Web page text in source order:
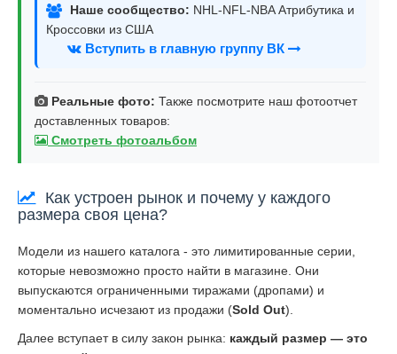
Наше сообщество: NHL-NFL-NBA Атрибутика и
Кроссовки из США
Вступить в главную группу ВК
Реальные фото: Также посмотрите наш фотоотчет
доставленных товаров:
Смотреть фотоальбом
Как устроен рынок и почему у каждого
размера своя цена?
Модели из нашего каталога - это лимитированные серии,
которые невозможно просто найти в магазине. Они
выпускаются ограниченными тиражами (дропами) и
моментально исчезают из продажи (Sold Out).
Далее вступает в силу закон рынка: каждый размер — это